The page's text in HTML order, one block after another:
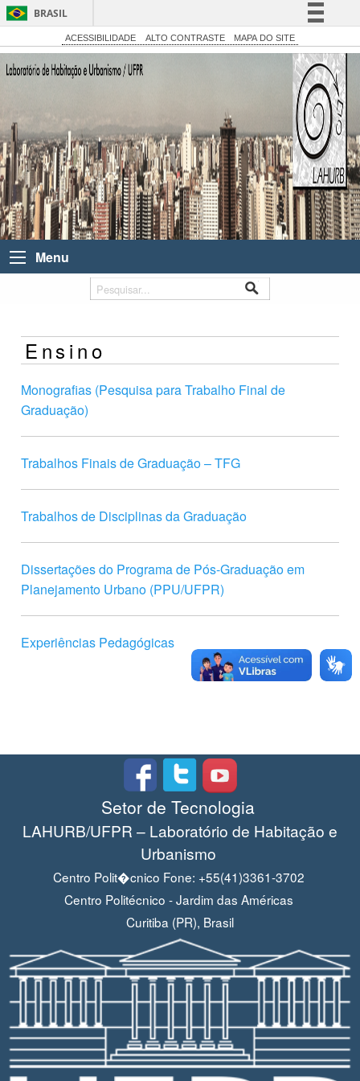
BRASIL
Simplifique!
Acesso à informação
Legislação
Canais
ACESSIBILIDADE ALTO CONTRASTE MAPA DO SITE
Menu
Ensino
Monografias (Pesquisa para Trabalho Final de
Graduação)
Trabalhos Finais de Graduação – TFG
Trabalhos de Disciplinas da Graduação
Dissertações do Programa de Pós-Graduação em
Planejamento Urbano (PPU/UFPR)
Experiências Pedagógicas
Setor de Tecnologia
LAHURB/UFPR – Laboratório de Habitação e
Urbanismo
Centro Polit�cnico Fone: +55(41)3361-3702
Centro Politécnico - Jardim das Américas
Curitiba (PR), Brasil